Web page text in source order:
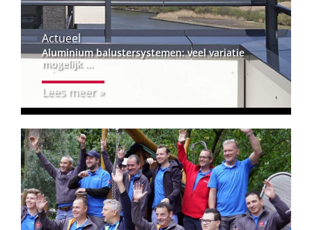
Actueel
Aluminium balustersystemen: veel variatie
mogelijk ...
Lees meer »